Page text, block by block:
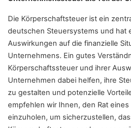
Die Körperschaftsteuer ist ein
deutschen Steuersystems und hat
Auswirkungen auf die finanzielle
Unternehmens. Ein gutes
Körperschaftssteuer und ihrer
Unternehmen dabei helfen, ihre
zu gestalten und potenzielle
empfehlen wir Ihnen, den Rat
einzuholen, um sicherzustellen,